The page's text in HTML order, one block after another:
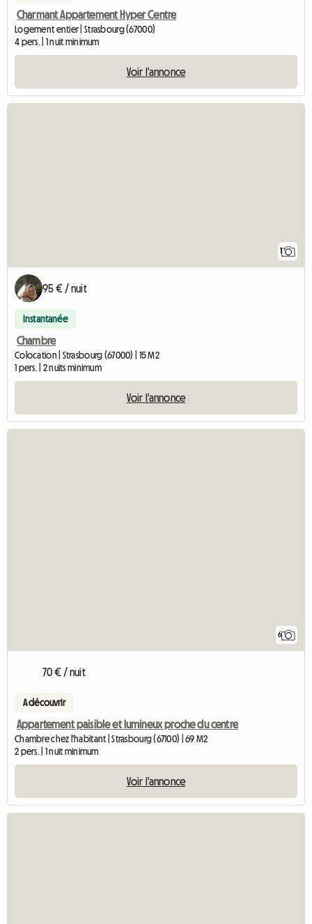
Charmant Appartement Hyper Centre
Logement entier | Strasbourg (67000)
4 pers. | 1 nuit minimum
Voir l'annonce
1
95 € / nuit
Instantanée
Chambre
Colocation | Strasbourg (67000) | 15 M2
1 pers. | 2 nuits minimum
Voir l'annonce
6
70 € / nuit
A découvrir
Appartement paisible et lumineux proche du centre
Chambre chez l'habitant | Strasbourg (67100) | 69 M2
2 pers. | 1 nuit minimum
Voir l'annonce